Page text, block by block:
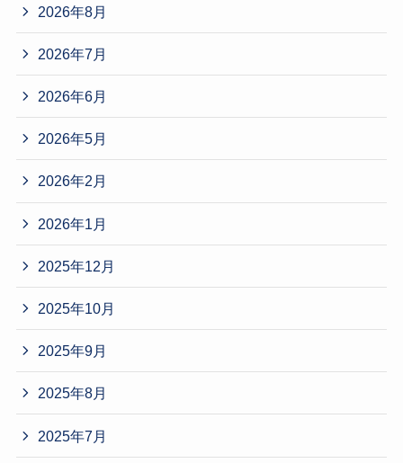
2026年8月
2026年7月
2026年6月
2026年5月
2026年2月
2026年1月
2025年12月
2025年10月
2025年9月
2025年8月
2025年7月